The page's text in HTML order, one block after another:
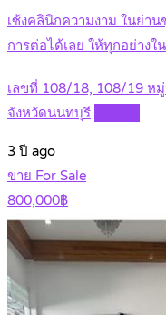
เซ้งคลินิกความงาม ในย่า
การต่อได้เลย ให้ทุกอย่าง
เลขที่ 108/18, 108/19 ห
จังหวัดนนทบุรี
3 ปี ago
ขาย For Sale
800,000฿